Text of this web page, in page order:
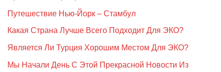
Путешествие Нью-Йорк – Стамбул
Какая Страна Лучше Всего Подходит Для ЭКО?
Является Ли Турция Хорошим Местом Для ЭКО?
Мы Начали День С Этой Прекрасной Новости Из